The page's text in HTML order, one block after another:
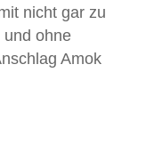
nicht gar zu
und ohne
Amok